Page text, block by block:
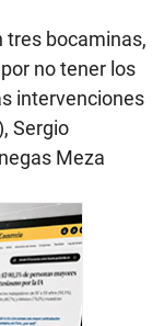
tres bocaminas,
no tener los
intervenciones
Sergio
Meza